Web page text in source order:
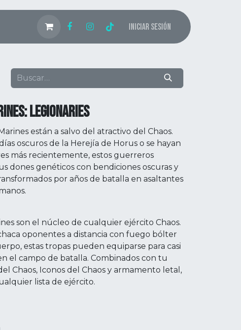
Iniciar sesión
LEGIONARIES
están a salvo del atractivo del Chaos.
oscuros de la Herejía de Horus o se hayan
más recientemente, estos guerreros
dones genéticos con bendiciones oscuras y
por años de batalla en asaltantes
son el núcleo de cualquier ejército Chaos.
oponentes a distancia con fuego bólter
estas tropas pueden equiparse para casi
el campo de batalla. Combinados con tu
Chaos, Iconos del Chaos y armamento letal,
lista de ejército.